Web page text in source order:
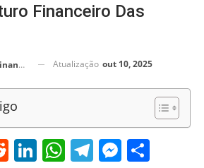
Financeiro Das
Marcia Fonseca - Financial Consultant Atualização out 10, 2025
Reddit
LinkedIn
WhatsApp
Telegram